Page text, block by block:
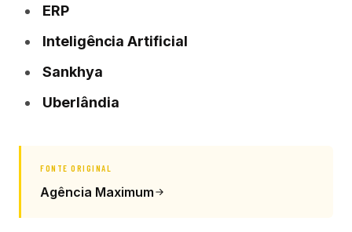
ERP
Inteligência Artificial
Sankhya
Uberlândia
FONTE ORIGINAL
Agência Maximum